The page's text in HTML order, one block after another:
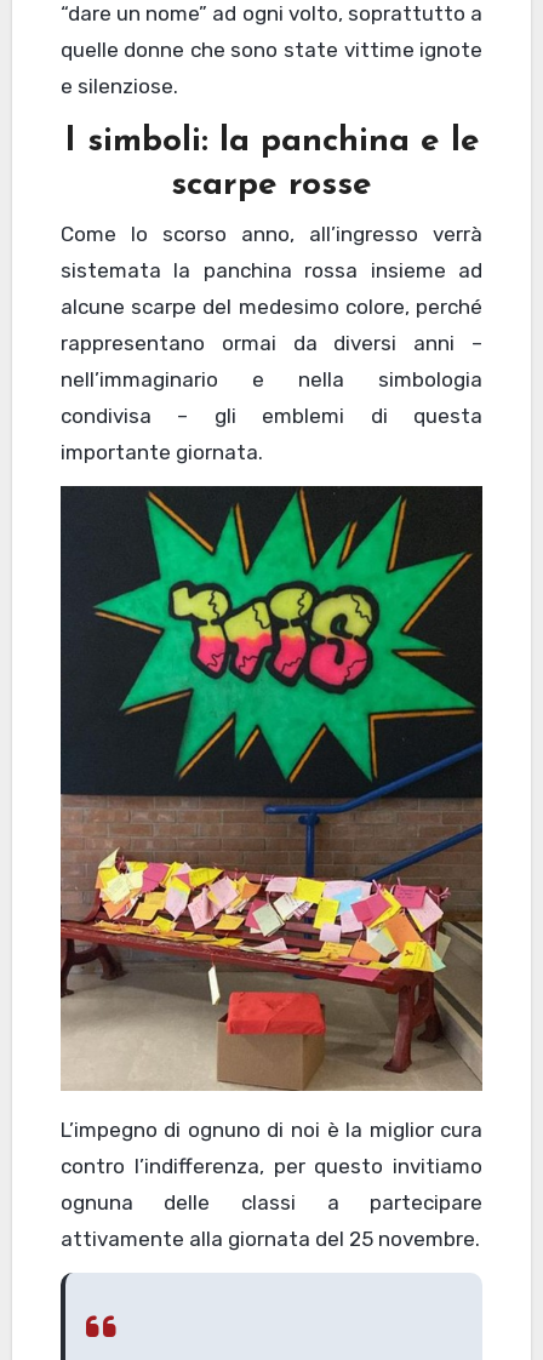
“dare un nome” ad ogni volto, soprattutto a
quelle donne che sono state vittime ignote
e silenziose.
I simboli: la panchina e le
scarpe rosse
Come lo scorso anno, all’ingresso verrà
sistemata la panchina rossa insieme ad
alcune scarpe del medesimo colore, perché
rappresentano ormai da diversi anni –
nell’immaginario e nella simbologia
condivisa – gli emblemi di questa
importante giornata.
L’impegno di ognuno di noi è la miglior cura
contro l’indifferenza, per questo invitiamo
ognuna delle classi a partecipare
attivamente alla giornata del 25 novembre.